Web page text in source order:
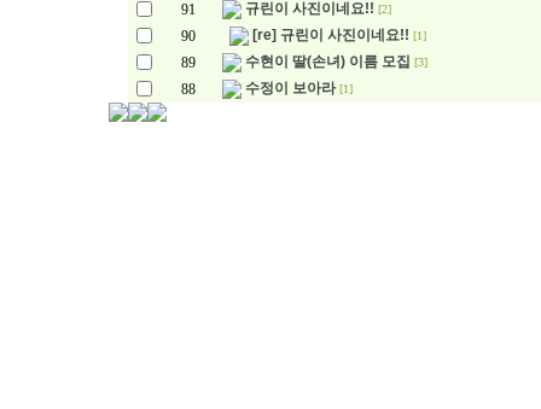
91 규린이 사진이네요!! [2]
90 [re] 규린이 사진이네요!! [1]
89 수현이 딸(손녀) 이름 모집 [3]
88 수정이 보아라 [1]